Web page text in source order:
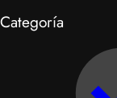
Categoría